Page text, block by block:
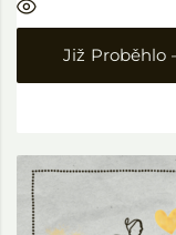
Již Proběhlo